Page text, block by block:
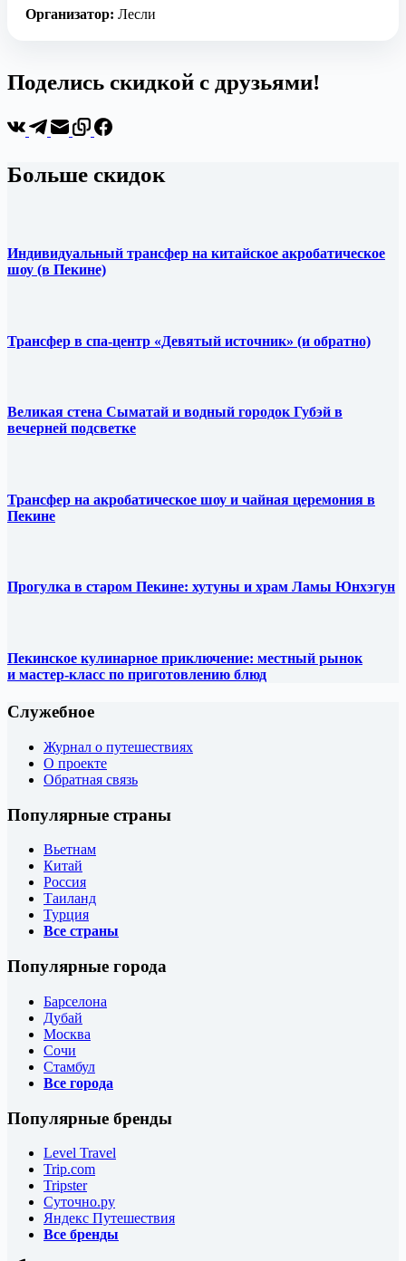
Организатор: Лесли
Поделись скидкой с друзьями!
Больше скидок
Индивидуальный трансфер на китайское акробатическое
шоу (в Пекине)
Трансфер в спа-центр «Девятый источник» (и обратно)
Великая стена Сыматай и водный городок Губэй в
вечерней подсветке
Трансфер на акробатическое шоу и чайная церемония в
Пекине
Прогулка в старом Пекине: хутуны и храм Ламы Юнхэгун
Пекинское кулинарное приключение: местный рынок
и мастер-класс по приготовлению блюд
Служебное
Журнал о путешествиях
О проекте
Обратная связь
Популярные страны
Вьетнам
Китай
Россия
Таиланд
Турция
Все страны
Популярные города
Барселона
Дубай
Москва
Сочи
Стамбул
Все города
Популярные бренды
Level Travel
Trip.com
Tripster
Суточно.ру
Яндекс Путешествия
Все бренды